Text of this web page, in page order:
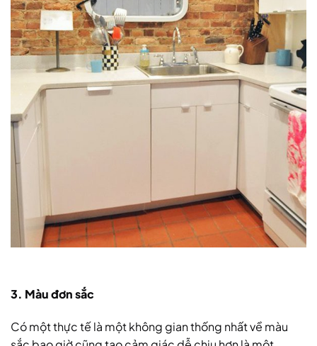
3. Màu đơn sắc
Có một thực tế là một không gian thống nhất về màu